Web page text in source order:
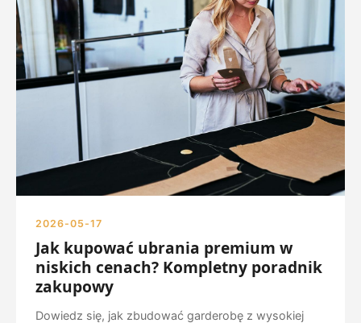
2026-05-17
Jak kupować ubrania premium w
niskich cenach? Kompletny poradnik
zakupowy
Dowiedz się, jak zbudować garderobę z wysokiej